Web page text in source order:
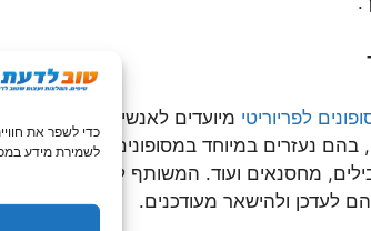
כדי לשפר את
לשמירת מידע
לפריוריטי מיועדים לאנשי השטח של
בהם נעזרים במיוחד במסופונים אלו הם:
מחסנאים ועוד. המשותף לתפקידים אלו
לעדכן ולהישאר מעודכנים.